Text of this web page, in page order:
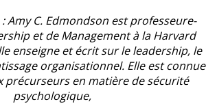
Amy C. Edmondson est professeure-
et de Management à la Harvard
enseigne et écrit sur le leadership, le
organisationnel. Elle est connue
précurseurs en matière de sécurité
psychologique,